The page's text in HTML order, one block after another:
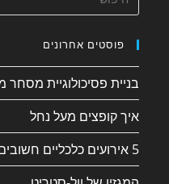
פוסטים אחרונים
בניית פסיכולוגיית
איך קופצים מעל נחל
5 אירועים כלכליים חשובים שסוחר צריך להכיר